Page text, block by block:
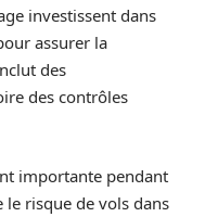
investissent dans
assurer la
des
des contrôles
importante pendant
risque de vols dans